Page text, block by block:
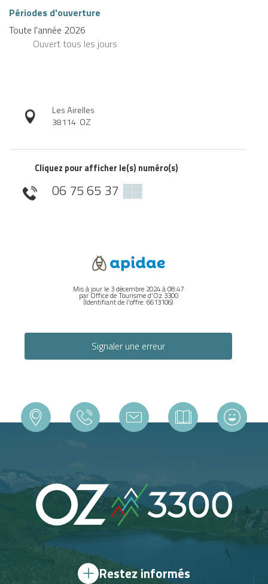
Périodes d'ouverture
Toute l'année 2026
Ouvert tous les jours
Les Airelles
38114 OZ
Cliquez pour afficher le(s) numéro(s)
06 75 65 37 ▒▒
Mis à jour le 3 décembre 2024 à 08:47
par Office de Tourisme d'Oz 3300
(Identifiant de l'offre: 6613106)
Signaler une erreur
Restez informés